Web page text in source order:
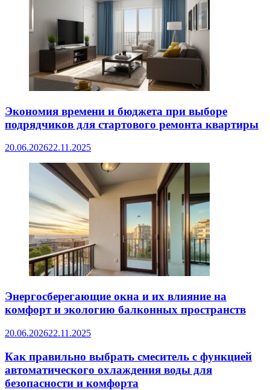
Экономия времени и бюджета при выборе
подрядчиков для стартового ремонта квартиры
20.06.202622.11.2025
Энергосберегающие окна и их влияние на
комфорт и экологию балконных пространств
20.06.202622.11.2025
Как правильно выбрать смеситель с функцией
автоматического охлаждения воды для
безопасности и комфорта